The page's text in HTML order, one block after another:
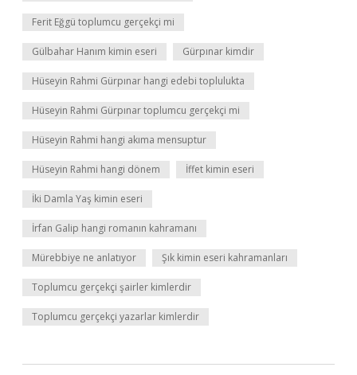
Ferit Eğgü toplumcu gerçekçi mi
Gülbahar Hanım kimin eseri Gürpınar kimdir
Hüseyin Rahmi Gürpınar hangi edebi toplulukta
Hüseyin Rahmi Gürpınar toplumcu gerçekçi mi
Hüseyin Rahmi hangi akıma mensuptur
Hüseyin Rahmi hangi dönem İffet kimin eseri
İki Damla Yaş kimin eseri
İrfan Galip hangi romanın kahramanı
Mürebbiye ne anlatıyor Şık kimin eseri kahramanları
Toplumcu gerçekçi şairler kimlerdir
Toplumcu gerçekçi yazarlar kimlerdir